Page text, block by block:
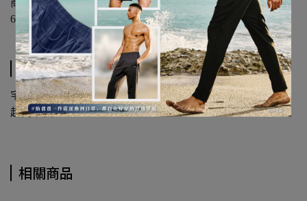
商品材質
65% Modal / 30% Polyester / 5% Spandex
運送方式
宅配物流
超商取貨
相關商品